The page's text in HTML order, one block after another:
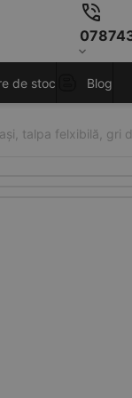
de stoc Blog
talpa felxibilă, gri